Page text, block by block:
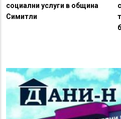
социални услуги в община
Симитли